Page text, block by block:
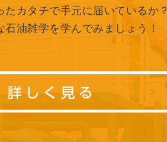
たカタチで手元に届いているか？
石油雑学を学んでみましょう！